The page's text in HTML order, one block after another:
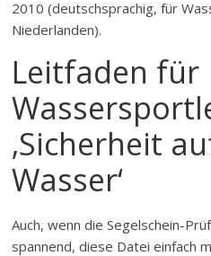
2010 (deutschsprachig, für
Niederlanden).
Leitfaden für
‚Sicherheit
Wasser‘
Auch, wenn die Segelschein-
spannend, diese Datei einfach